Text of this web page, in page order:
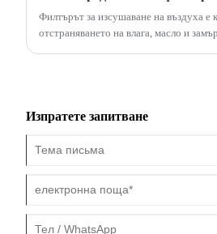
Филтърът за изсушаване на въздуха е
отстраняването на влага, масло и
Изпратете запитване